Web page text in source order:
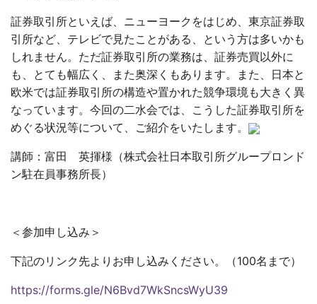
証券取引所といえば、ニューヨークをはじめ、東京証券取
引所など、テレビで見たことがある、という方は多いかも
しれません。ただ証券取引所の業務は、証券売買以外に
も、とても幅広く、また奥深くもあります。また、日本と
欧米では証券取引所の構造や置かれた競争環境も大きく異
なっています。今回の二水会では、こうした証券取引所を
めぐる状況等について、ご紹介をいたします。
講師：富田 英揮様（株式会社日本取引所グループロンド
ン駐在員事務所長）
＜参加申し込み＞
下記のリンク先よりお申し込みください。（100名まで）
https://forms.gle/N6Bvd7WkSncsWyU39